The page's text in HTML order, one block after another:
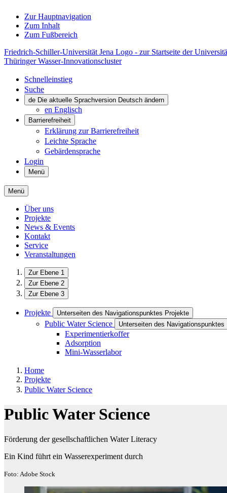
Zur Hauptnavigation
Zum Inhalt
Zum Fußbereich
Friedrich-Schiller-Universität Jena Logo - zur Startseite der
Thüringer Wasser-Innovationscluster
Schnelleinstieg
Suche
de Die aktuelle Sprachversion Deutsch ändern
en Englisch
Barrierefreiheit
Erklärung zur Barrierefreiheit
Leichte Sprache
Gebärdensprache
Login
Menü
Menü
Über uns
Projekte
News & Events
Kontakt
Service
Veranstaltungen
Zur Ebene 1
Zur Ebene 2
Zur Ebene 3
Projekte Unterseiten des Navigationspunktes Projekte
Public Water Science Unterseiten des
Experimentierkoffer
Adsorption
Mini-Wasserlabor
Home
Projekte
Public Water Science
Public Water Science
Förderung der gesellschaftlichen Water Literacy
Ein Kind führt ein Wasserexperiment durch
Foto: Adobe Stock